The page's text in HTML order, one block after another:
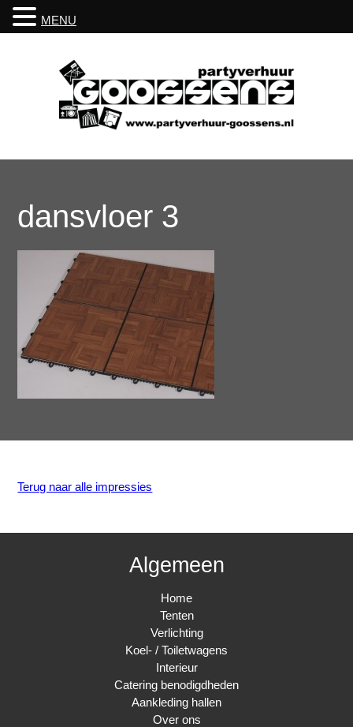
dansvloer 3
Terug naar alle impressies
Algemeen
Home
Tenten
Verlichting
Koel- / Toiletwagens
Interieur
Catering benodigdheden
Aankleding hallen
Over ons
MENU